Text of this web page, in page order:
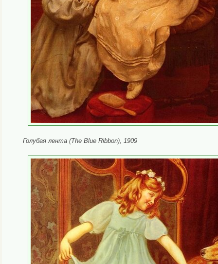
Голубая лента (The Blue Ribbon), 1909